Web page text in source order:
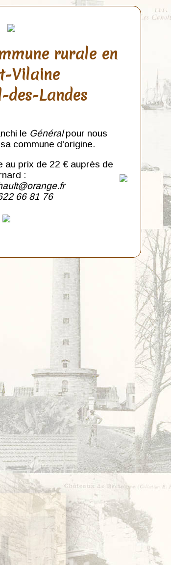
rurale en
Vilaine
des-Landes
le Généralpour nous
commune d'origine.
au prix de 22 € auprès de
:
66 81 76